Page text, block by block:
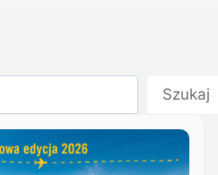
Szukaj